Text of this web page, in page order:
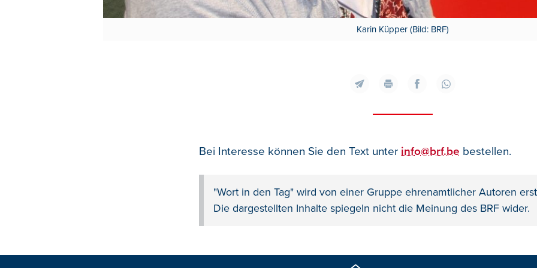
Karin Küpper (Bild: BRF)
Bei Interesse können Sie den Text unter info@brf.be bestellen.
"Wort in den Tag" wird von einer Gruppe ehrenamtlicher Autoren
Die dargestellten Inhalte spiegeln nicht die Meinung des BRF wider.